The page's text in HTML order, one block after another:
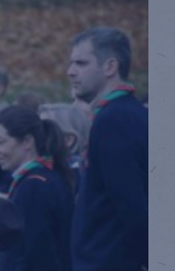
cette
de
l’IFOP
son utilité
le
Powell